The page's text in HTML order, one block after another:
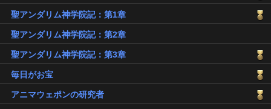
聖アンダリム神学院記：第1章
聖アンダリム神学院記：第2章
聖アンダリム神学院記：第3章
毎日がお宝
アニマウェポンの研究者